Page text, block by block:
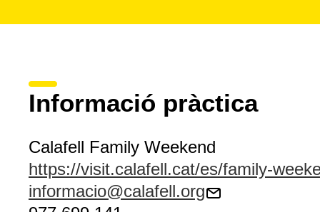
Informació pràctica
Calafell Family Weekend
https://visit.calafell.cat/es/family-
informacio@calafell.org